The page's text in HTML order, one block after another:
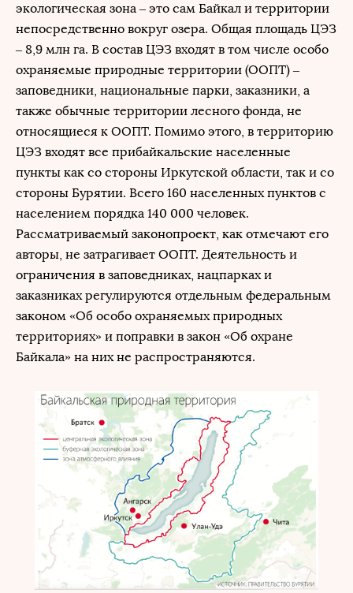
экологическая зона – это сам Байкал и территории
непосредственно вокруг озера. Общая площадь ЦЭЗ
– 8,9 млн га. В состав ЦЭЗ входят в том числе особо
охраняемые природные территории (ООПТ) –
заповедники, национальные парки, заказники, а
также обычные территории лесного фонда, не
относящиеся к ООПТ. Помимо этого, в территорию
ЦЭЗ входят все прибайкальские населенные
пункты как со стороны Иркутской области, так и со
стороны Бурятии. Всего 160 населенных пунктов с
населением порядка 140 000 человек.
Рассматриваемый законопроект, как отмечают его
авторы, не затрагивает ООПТ. Деятельность и
ограничения в заповедниках, нацпарках и
заказниках регулируются отдельным федеральным
законом «Об особо охраняемых природных
территориях» и поправки в закон «Об охране
Байкала» на них не распространяются.